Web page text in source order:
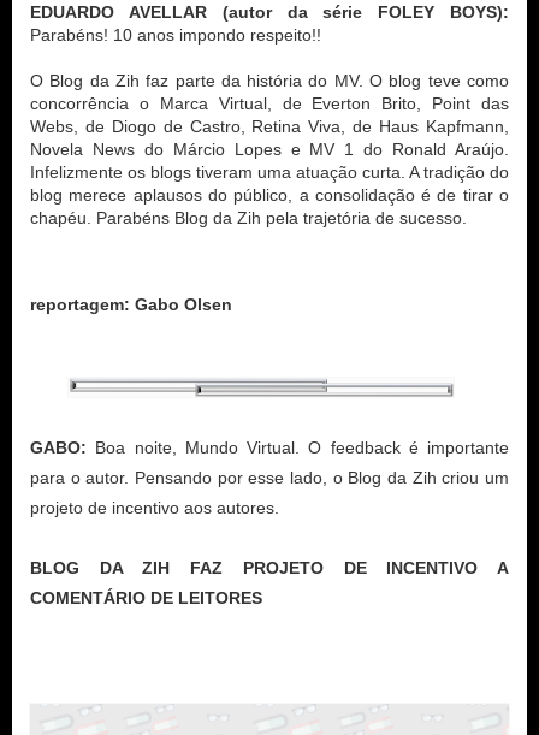
EDUARDO AVELLAR (autor da série FOLEY BOYS):
Parabéns! 10 anos impondo respeito!!
O Blog da Zih faz parte da história do MV. O blog teve como
concorrência o Marca Virtual, de Everton Brito, Point das
Webs, de Diogo de Castro, Retina Viva, de Haus Kapfmann,
Novela News do Márcio Lopes e MV 1 do Ronald Araújo.
Infelizmente os blogs tiveram uma atuação curta. A tradição do
blog merece aplausos do público, a consolidação é de tirar o
chapéu. Parabéns Blog da Zih pela trajetória de sucesso.
reportagem: Gabo Olsen
GABO: Boa noite, Mundo Virtual.
O feedback é importante
para o autor. Pensando por esse lado, o Blog da Zih criou um
projeto de incentivo aos autores.
BLOG DA ZIH FAZ PROJETO DE INCENTIVO A
COMENTÁRIO DE LEITORES